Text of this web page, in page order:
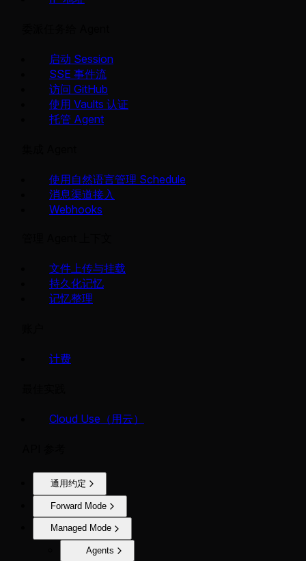
启动 Session
SSE 事件流
访问 GitHub
使用 Vaults 认证
托管 Agent
使用自然语言管理 Schedule
消息渠道接入
Webhooks
文件上传与挂载
持久化记忆
记忆整理
计费
Cloud Use（用云）
通用约定
Forward Mode
Managed Mode
Agents